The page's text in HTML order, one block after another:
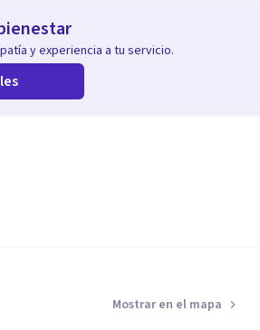
y experiencia a tu servicio.
Mostrar en el mapa